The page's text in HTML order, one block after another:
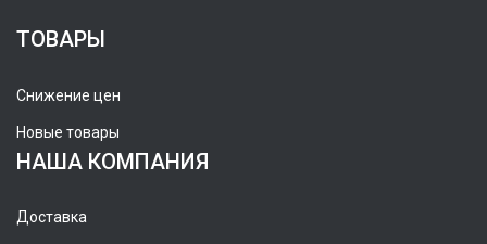
ТОВАРЫ
Снижение цен
Новые товары
НАША КОМПАНИЯ
Доставка